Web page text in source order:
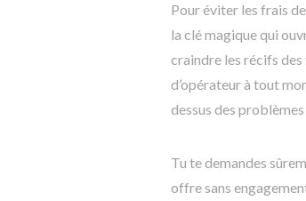
Pour éviter les frais
la clé magique qui
craindre les récifs
d’opérateur à tout
dessus des
Tu te demandes
offre sans